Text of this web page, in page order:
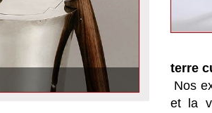
terre
Nos
et la